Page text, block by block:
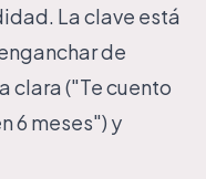
La clave está
de
clara ("Te cuento
6 meses") y